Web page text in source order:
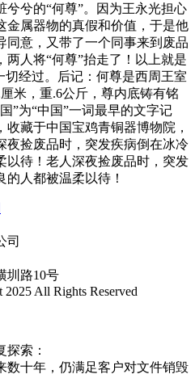
兮的“何尊”。因为王永光担心
金属器物的真假和价值，于是他
同意，又带了一个同事来到废品
人将“何尊”抬走了！以上就是
切经过。后记：何尊是西周王室
米，重.6公斤，尊内底铸有铭
”为“中国”一词最早的文字记
藏于中国宝鸡青铜器博物院，
夜捡废品时，突发疾病倒在冰冷
以待！老人深夜捡废品时，突发
人都被温柔以待！
司
圳路10号
2025 All Rights Reserved
索：
数十年，仍满足客户对文件销毁